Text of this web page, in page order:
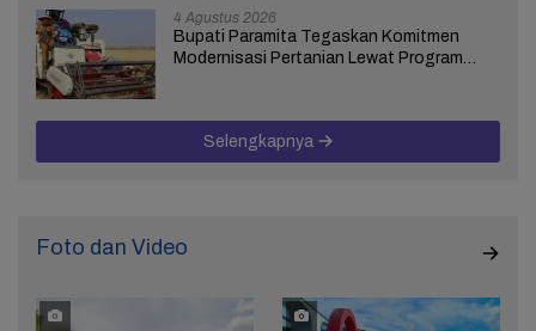
4 Agustus 2026
Bupati Paramita Tegaskan Komitmen
Modernisasi Pertanian Lewat Program
Selengkapnya
Foto dan Video